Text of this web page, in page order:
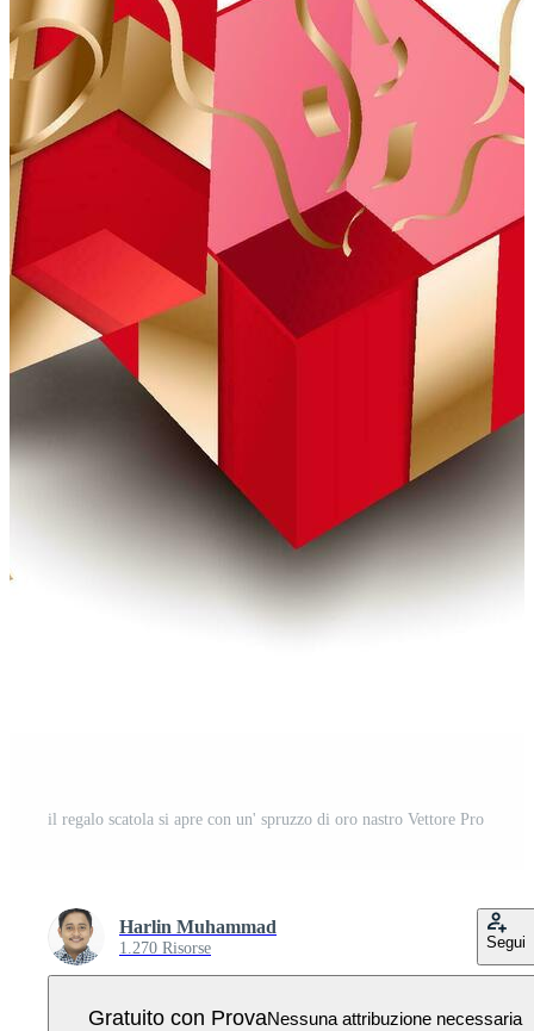
il regalo scatola si apre con un' spruzzo di oro nastro Vettore Pro
Harlin Muhammad
1.270 Risorse Segui
Gratuito con ProvaNessuna attribuzione necessaria